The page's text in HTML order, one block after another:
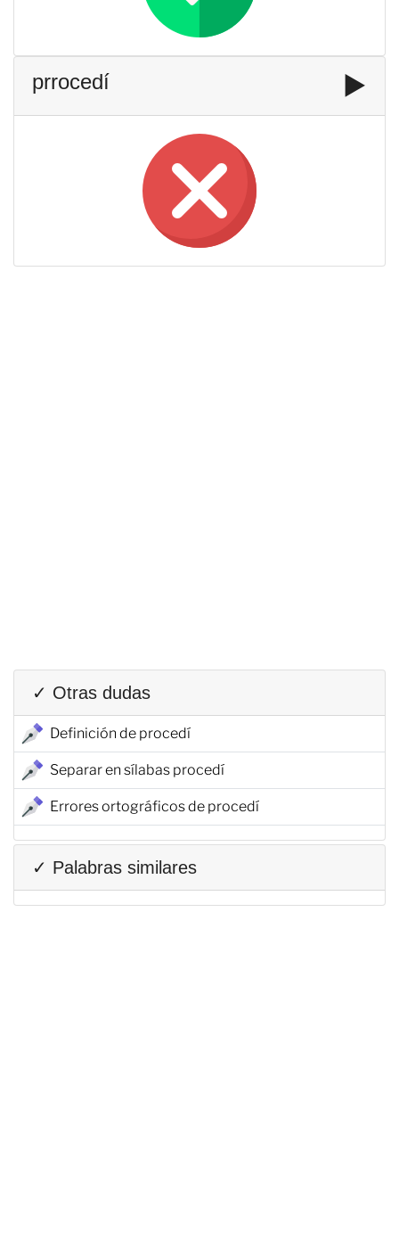
prrocedí ▶️
✓ Otras dudas
Definición de procedí
Separar en sílabas procedí
Errores ortográficos de procedí
✓ Palabras similares